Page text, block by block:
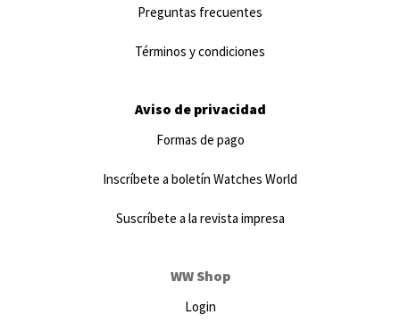
Preguntas frecuentes
Términos y condiciones
Aviso de privacidad
Formas de pago
Inscríbete a boletín Watches World
Suscríbete a la revista impresa
WW Shop
Login